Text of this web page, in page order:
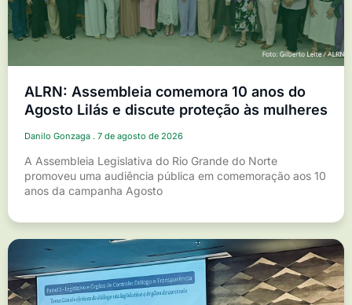
ALRN: Assembleia comemora 10 anos do
Agosto Lilás e discute proteção às mulheres
Danilo Gonzaga 7 de agosto de 2026
A Assembleia Legislativa do Rio Grande do Norte
promoveu uma audiência pública em comemoração aos 10
anos da campanha Agosto